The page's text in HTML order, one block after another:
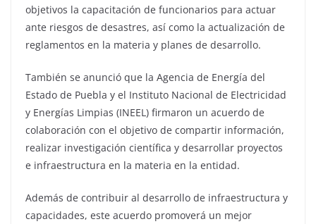
objetivos la capacitación de funcionarios para actuar
ante riesgos de desastres, así como la actualización de
reglamentos en la materia y planes de desarrollo.
También se anunció que la Agencia de Energía del
Estado de Puebla y el Instituto Nacional de Electricidad
y Energías Limpias (INEEL) firmaron un acuerdo de
colaboración con el objetivo de compartir información,
realizar investigación científica y desarrollar proyectos
e infraestructura en la materia en la entidad.
Además de contribuir al desarrollo de infraestructura y
capacidades, este acuerdo promoverá un mejor